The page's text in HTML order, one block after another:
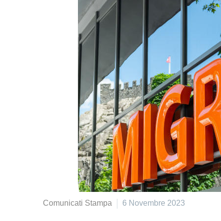
Comunicati Stampa 6 Novembre 2023